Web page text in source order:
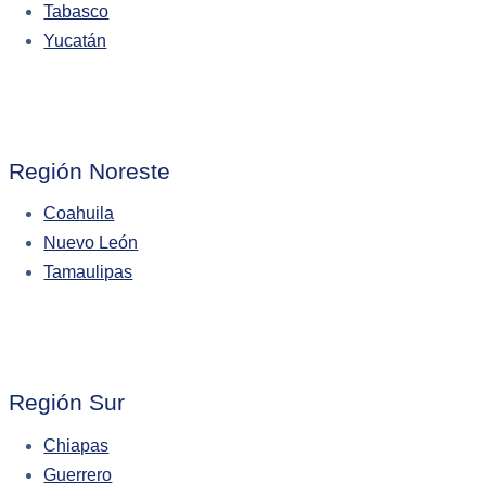
Tabasco
Yucatán
Región Noreste
Coahuila
Nuevo León
Tamaulipas
Región Sur
Chiapas
Guerrero